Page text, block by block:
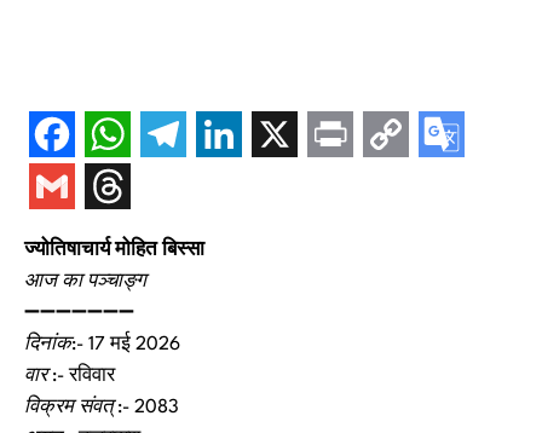
ज्योतिषाचार्य मोहित बिस्सा
आज का पञ्चाङ्ग
➖➖➖➖➖➖➖
दिनांक:- 17 मई 2026
वार:- रविवार
विक्रम संवत्:- 2083